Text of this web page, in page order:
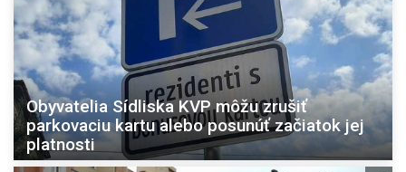
Obyvatelia Sídliska KVP môžu zrušiť
parkovaciu kartu alebo posunúť začiatok jej
platnosti